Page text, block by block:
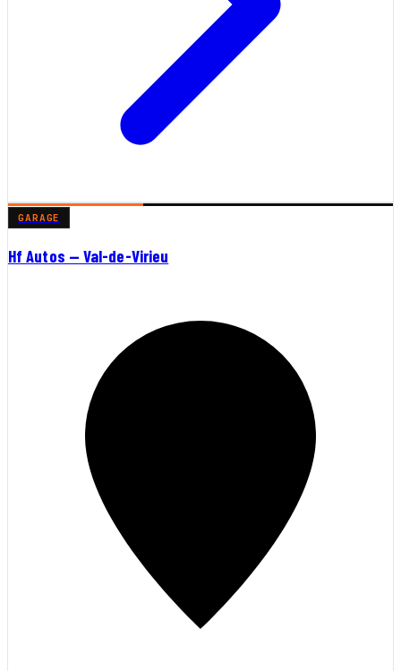
GARAGE
Hf Autos — Val-de-Virieu